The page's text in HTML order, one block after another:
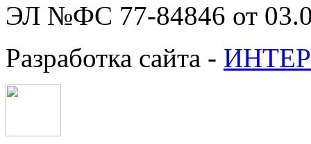
ЭЛ №ФС 77-84846 от
Разработка сайта -